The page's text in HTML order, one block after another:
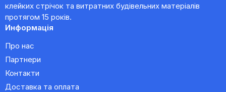
клейких стрічок та витратних будівельних матеріалів
протягом 15 років.
Информація
Про нас
Партнери
Контакти
Доставка та оплата